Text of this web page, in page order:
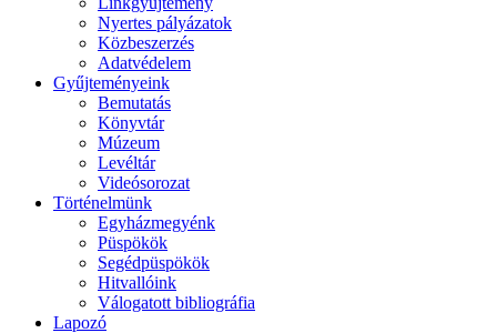
Nyertes pályázatok
Közbeszerzés
Adatvédelem
Gyűjteményeink
Bemutatás
Könyvtár
Múzeum
Levéltár
Videósorozat
Történelmünk
Egyházmegyénk
Püspökök
Segédpüspökök
Hitvallóink
Válogatott bibliográfia
Lapozó